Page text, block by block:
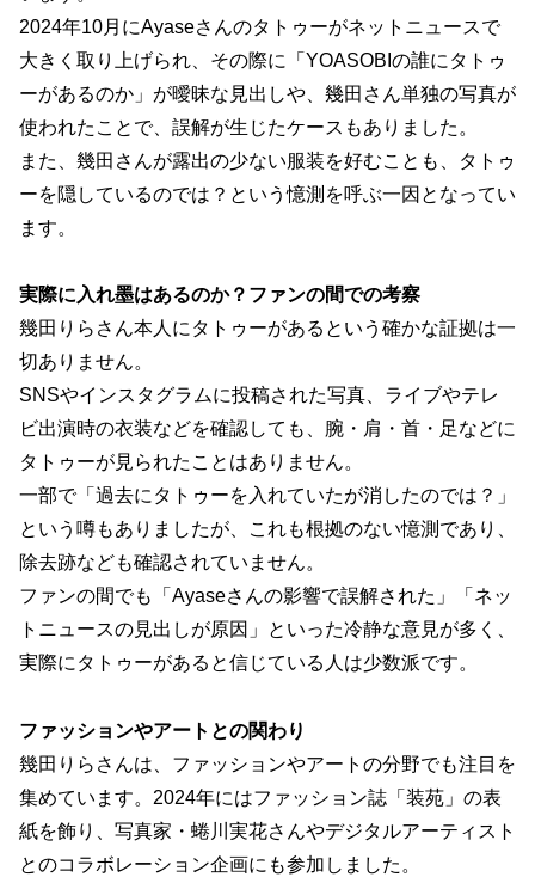
2024年10月にAyaseさんのタトゥーがネットニュースで
大きく取り上げられ、その際に「YOASOBIの誰にタトゥ
ーがあるのか」が曖昧な見出しや、幾田さん単独の写真が
使われたことで、誤解が生じたケースもありました。
また、幾田さんが露出の少ない服装を好むことも、タトゥ
ーを隠しているのでは？という憶測を呼ぶ一因となってい
ます。
実際に入れ墨はあるのか？ファンの間での考察
幾田りらさん本人にタトゥーがあるという確かな証拠は一
切ありません。
SNSやインスタグラムに投稿された写真、ライブやテレ
ビ出演時の衣装などを確認しても、腕・肩・首・足などに
タトゥーが見られたことはありません。
一部で「過去にタトゥーを入れていたが消したのでは？」
という噂もありましたが、これも根拠のない憶測であり、
除去跡なども確認されていません。
ファンの間でも「Ayaseさんの影響で誤解された」「ネッ
トニュースの見出しが原因」といった冷静な意見が多く、
実際にタトゥーがあると信じている人は少数派です。
ファッションやアートとの関わり
幾田りらさんは、ファッションやアートの分野でも注目を
集めています。2024年にはファッション誌「装苑」の表
紙を飾り、写真家・蜷川実花さんやデジタルアーティスト
とのコラボレーション企画にも参加しました。